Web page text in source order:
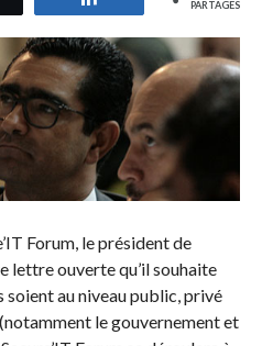
PARTAGES
Forum, le président de
lettre ouverte qu’il souhaite
soient au niveau public, privé
le gouvernement et